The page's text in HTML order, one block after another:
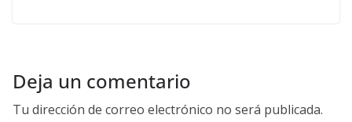
Deja un comentario
Tu dirección de correo electrónico no será publicada.